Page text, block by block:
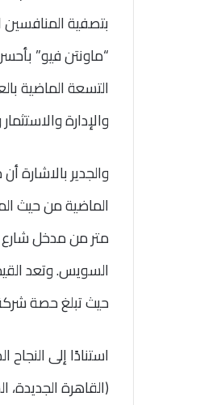
بتصفية
“ماونتن فيو”
التسعة الماضية
والإدارة
والجدير بالاشارة
الماضية من حيث
متر من مدخل
حيث تبلغ حصة شركة مصر
استنادًا إلى
(القاهرة